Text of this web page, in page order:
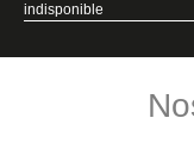
indisponible